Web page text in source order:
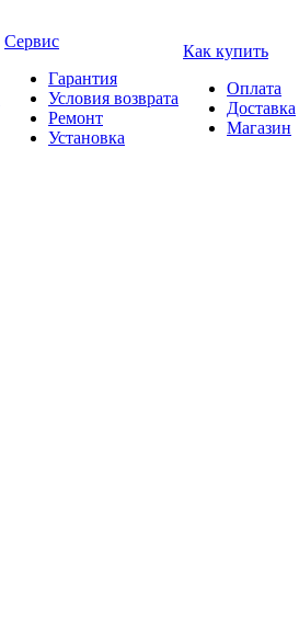
Сервис
Гарантия
Условия возврата
Ремонт
Установка
Как купить
Оплата
Доставка
Магазин